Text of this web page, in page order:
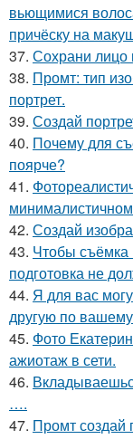
вьющимися
причёску на
37. Сохрани лицо
38. Промт: тип
портрет.
39. Создай
40. Почему для
поярче?
41.
42. Создай
43. Чтобы съёмка
подготовка не
44. Я для вас
другую по
45. Фото
ажиотаж в сети.
46.
….
47. Промт создай